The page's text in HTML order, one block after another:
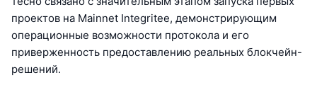
проектов на Mainnet Integritee, демонстрирующим
операционные возможности протокола и его
приверженность предоставлению реальных блокчейн-
решений.